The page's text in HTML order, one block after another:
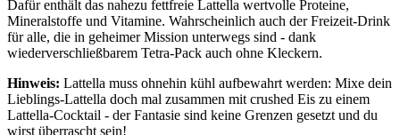
Dafür enthält das nahezu fettfreie Lattella wertvolle Proteine,
Mineralstoffe und Vitamine. Wahrscheinlich auch der Freizeit-Drink
für alle, die in geheimer Mission unterwegs sind - dank
wiederverschließbarem Tetra-Pack auch ohne Kleckern.
Hinweis: Lattella muss ohnehin kühl aufbewahrt werden: Mixe dein
Lieblings-Lattella doch mal zusammen mit crushed Eis zu einem
Lattella-Cocktail - der Fantasie sind keine Grenzen gesetzt und du
wirst überrascht sein!